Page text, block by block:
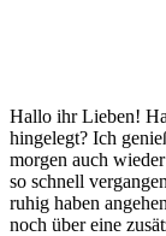
Hallo ihr Lieben!
hingelegt? Ich
morgen auch
so schnell
ruhig haben
noch über eine